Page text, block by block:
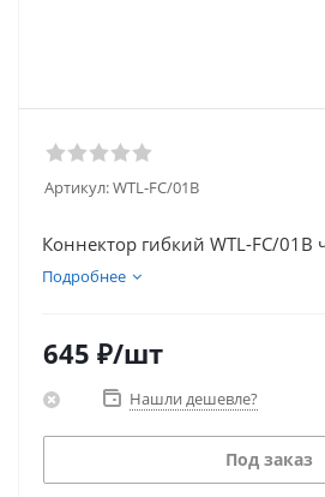
Артикул:WTL-FC/01B
Коннектор гибкий WTL-FC/01B
Подробнее
645 ₽/шт
Нашли дешевле?
Под заказ